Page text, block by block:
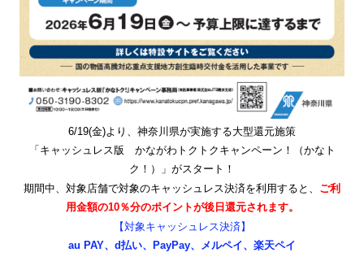
6/19(金)より、神奈川県が実施する大型還元施策
「キャッシュレス版 かながわトクトクキャンペーン！（かなト
ク！）」がスタート！
期間中、対象店舗で対象のキャッシュレス決済を利用すると、 ご利
用金額の10％分のポイントが後日還元されます。
【対象キャッシュレス決済】
au PAY、d払い、PayPay、メルペイ、楽天ペイ